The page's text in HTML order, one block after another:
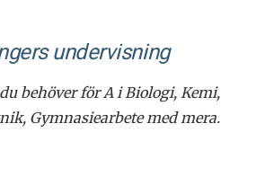
under­visning
behöver för A i Biologi, Kemi,
Gymnasiearbete med mera.